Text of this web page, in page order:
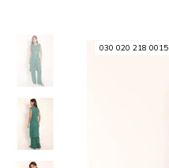
030 020 218 0015